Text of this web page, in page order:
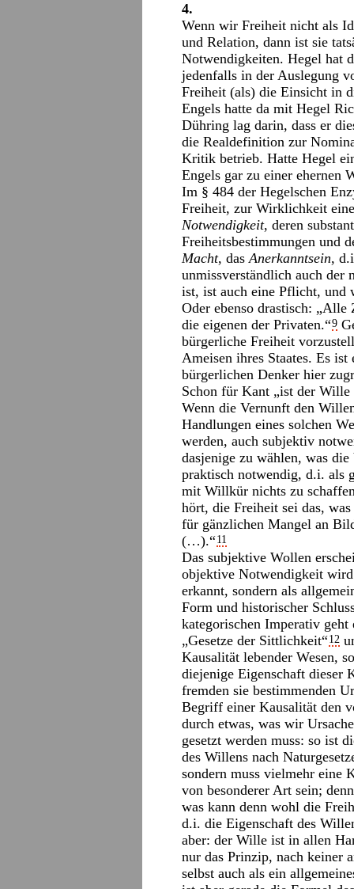
4.
Wenn wir Freiheit nicht als
und Relation, dann ist sie
Notwendigkeiten. Hegel hat
jedenfalls in der Auslegung
Freiheit (als) die Einsicht in
Engels hatte da mit Hegel
Dühring lag darin, dass er
die Realdefinition zur
Kritik betrieb. Hatte Hegel
Engels gar zu einer ehernen
Im § 484 der Hegelschen
Freiheit, zur Wirklichkeit
Notwendigkeit, deren
Freiheitsbestimmungen und
Macht, dasAnerkanntsein,
unmissverständlich auch der
ist, ist auch eine Pflicht, und
Oder ebenso drastisch: „Alle
die eigenen der Privaten.“9
bürgerliche Freiheit
Ameisen ihres Staates. Es
bürgerlichen Denker hier
Schon für Kant „ist der Wille
Wenn die Vernunft den
Handlungen eines solchen
werden, auch subjektiv
dasjenige zu wählen, was
praktisch notwendig, d.i. als
mit Willkür nichts zu
hört, die Freiheit sei das,
für gänzlichen Mangel an
(…).“11
Das subjektive Wollen
objektive Notwendigkeit
erkannt, sondern als
Form und historischer
kategorischen Imperativ
„Gesetze der Sittlichkeit“12
Kausalität lebender Wesen,
diejenige Eigenschaft dieser
fremden sie bestimmenden
Begriff einer Kausalität den
durch etwas, was wir
gesetzt werden muss: so ist
des Willens nach
sondern muss vielmehr eine
von besonderer Art sein;
was kann denn wohl die
d.i. die Eigenschaft des
aber: der Wille ist in allen
nur das Prinzip, nach keiner
selbst auch als ein